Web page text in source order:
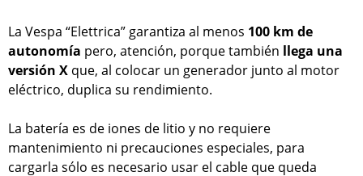
La Vespa “Elettrica” garantiza al menos 100 km de
autonomía pero, atención, porque también llega una
versión X que, al colocar un generador junto al motor
eléctrico, duplica su rendimiento.
La batería es de iones de litio y no requiere
mantenimiento ni precauciones especiales, para
cargarla sólo es necesario usar el cable que queda